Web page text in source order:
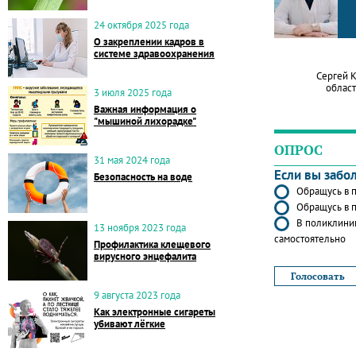
24 октября 2025 года
О закреплении кадров в
системе здравоохранения
3 июля 2025 года
Важная информация о
"мышиной лихорадке"
31 мая 2024 года
Безопасность на воде
13 ноября 2023 года
Профилактика клещевого
вирусного энцефалита
9 августа 2023 года
Как электронные сигареты
убивают лёгкие
Сергей
ОПРОС
Если вы
Обращусь в
Обращусь в
В
самостоятельно